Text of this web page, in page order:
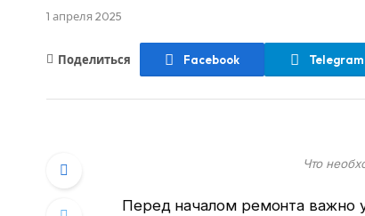
1 апреля 2025
Поделиться Facebook Telegram
Что
Перед началом ремонта важно